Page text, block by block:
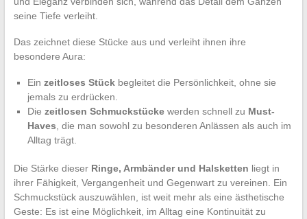
seine Tiefe verleiht.
Das zeichnet diese Stücke aus und verleiht ihnen ihre
besondere Aura:
Ein zeitloses Stückbegleitet die Persönlichkeit, ohne sie
jemals zu erdrücken.
Die zeitlosen Schmuckstückewerden schnell zu Must-
Haves , die man sowohl zu besonderen Anlässen als auch im
Alltag trägt.
Die Stärke dieser Ringe, Armbänder und Halsketten liegt in
ihrer Fähigkeit, Vergangenheit und Gegenwart zu vereinen. Ein
Schmuckstück auszuwählen, ist weit mehr als eine ästhetische
Geste: Es ist eine Möglichkeit, im Alltag eine Kontinuität zu